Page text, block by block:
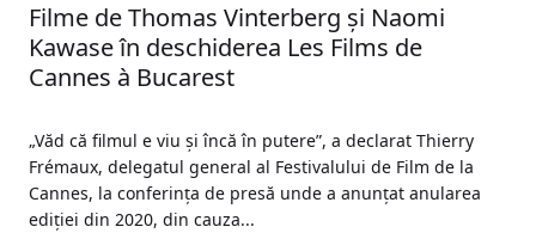
Filme de Thomas Vinterberg și Naomi
Kawase în deschiderea Les Films de
Cannes à Bucarest
„Văd că filmul e viu și încă în putere”, a declarat Thierry
Frémaux, delegatul general al Festivalului de Film de la
Cannes, la conferința de presă unde a anunțat anularea
ediției din 2020, din cauza...